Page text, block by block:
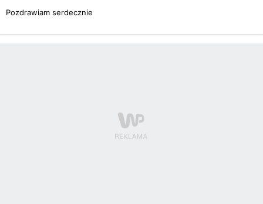
Pozdrawiam serdecznie